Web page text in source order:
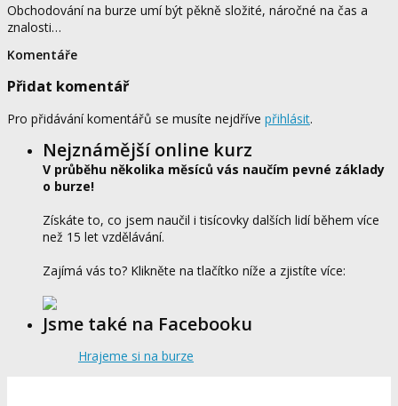
Obchodování na burze umí být pěkně složité, náročné na čas a
znalosti…
Komentáře
Přidat komentář
Pro přidávání komentářů se musíte nejdříve přihlásit.
Nejznámější online kurz
V průběhu několika měsíců vás naučím pevné základy
o burze!
Získáte to, co jsem naučil i tisícovky dalších lidí během více
než 15 let vzdělávání.
Zajímá vás to? Klikněte na tlačítko níže a zjistíte více:
Jsme také na Facebooku
Hrajeme si na burze